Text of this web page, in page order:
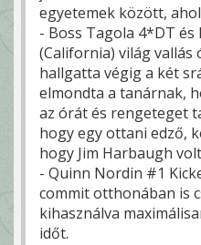
egyetemek között,
- Boss Tagola 4*DT és
(California) világ vallás
hallgatta végig a két
elmondta a tanárnak,
az órát és rengeteget
hogy egy ottani edző,
hogy Jim Harbaugh
- Quinn Nordin #1
commit otthonában is
kihasználva
időt.